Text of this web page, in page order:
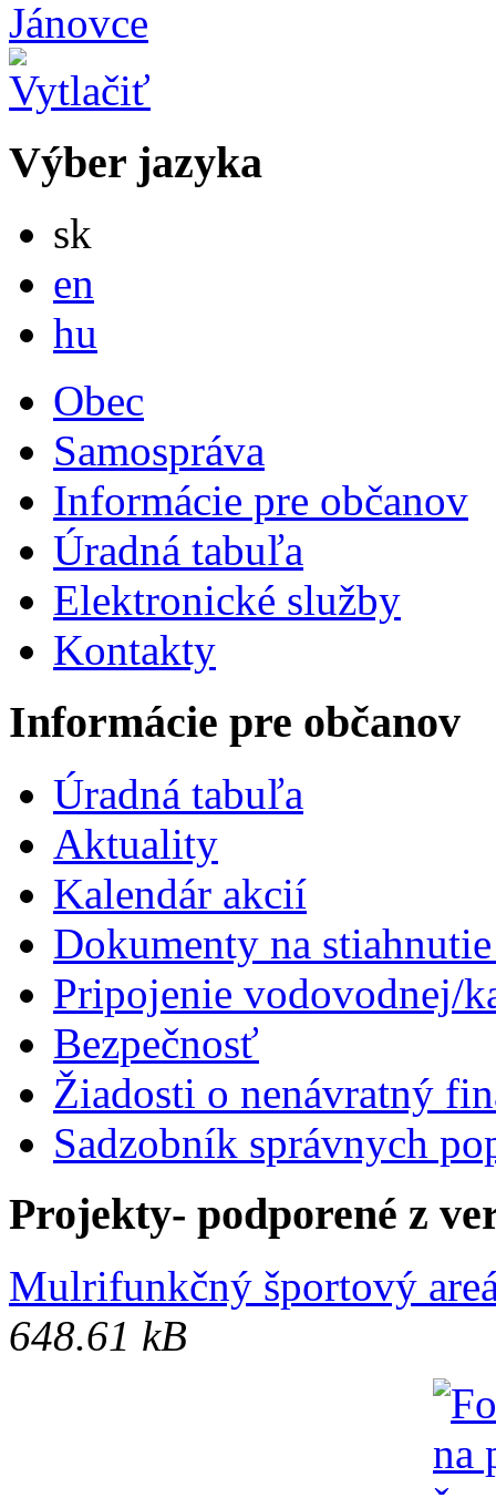
Výber jazyka
sk
en
hu
Obec
Samospráva
Informácie pre občanov
Úradná tabuľa
Elektronické služby
Kontakty
Informácie pre občanov
Úradná tabuľa
Aktuality
Kalendár akcií
Dokumenty na
Pripojenie vodovodnej/
Bezpečnosť
Žiadosti o nenávratný
Sadzobník správnych
Projekty- podporené z
Mulrifunkčný športový
648.61 kB